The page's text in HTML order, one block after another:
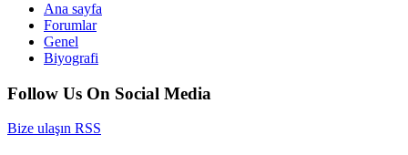
Ana sayfa
Forumlar
Genel
Biyografi
Follow Us On Social Media
Bize ulaşın RSS